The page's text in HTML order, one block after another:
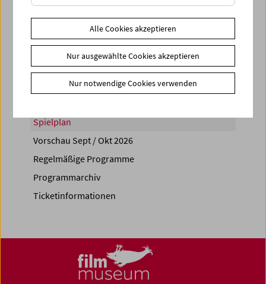
Share on
Spielplan
Vorschau Sept / Okt 2026
Regelmäßige Programme
Programmarchiv
Ticketinformationen
Alle Cookies akzeptieren
Nur ausgewählte Cookies akzeptieren
Nur notwendige Cookies verwenden